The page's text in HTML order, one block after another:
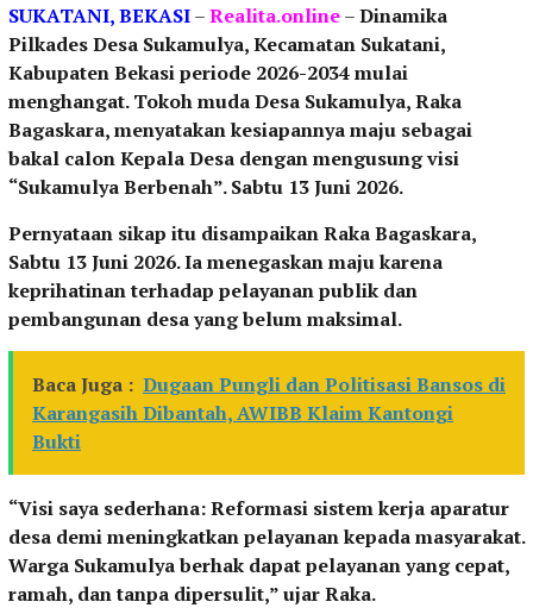
SUKATANI,BEKASI–Realita.online–Dinamika
Pilkades Desa Sukamulya, Kecamatan Sukatani,
Kabupaten Bekasi periode 2026-2034 mulai
menghangat. Tokoh muda Desa Sukamulya, Raka
Bagaskara, menyatakan kesiapannya maju sebagai
bakal calon Kepala Desa dengan mengusung visi
“Sukamulya Berbenah”. Sabtu 13 Juni 2026.
Pernyataan sikap itu disampaikan Raka Bagaskara,
Sabtu 13 Juni 2026. Ia menegaskan maju karena
keprihatinan terhadap pelayanan publik dan
pembangunan desa yang belum maksimal.
Baca Juga : Dugaan Pungli dan Politisasi Bansos di
Karangasih Dibantah, AWIBB Klaim Kantongi
Bukti
“Visi saya sederhana: Reformasi sistem kerja aparatur
desa demi meningkatkan pelayanan kepada masyarakat.
Warga Sukamulya berhak dapat pelayanan yang cepat,
ramah, dan tanpa dipersulit,” ujar Raka.